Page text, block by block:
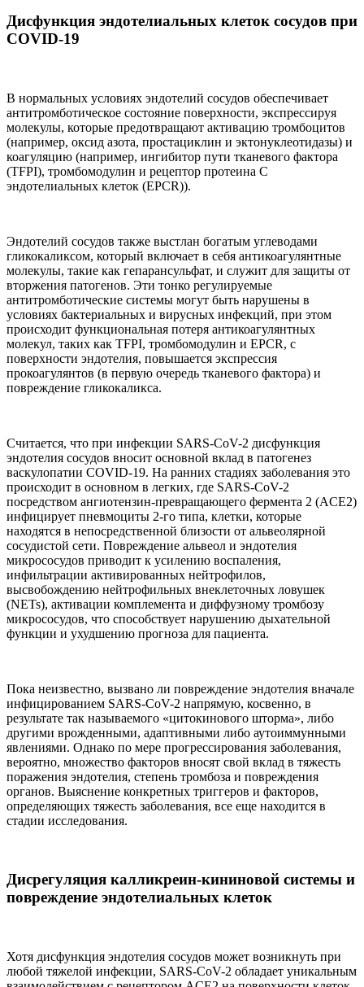
Дисфункция эндотелиальных клеток сосудов при
COVID-19
В нормальных условиях эндотелий сосудов обеспечивает
антитромботическое состояние поверхности, экспрессируя
молекулы, которые предотвращают активацию тромбоцитов
(например, оксид азота, простациклин и эктонуклеотидазы) и
коагуляцию (например, ингибитор пути тканевого фактора
(TFPI), тромбомодулин и рецептор протеина С
эндотелиальных клеток (EPCR)).
Эндотелий сосудов также выстлан богатым углеводами
гликокаликсом, который включает в себя антикоагулянтные
молекулы, такие как гепарансульфат, и служит для защиты от
вторжения патогенов. Эти тонко регулируемые
антитромботические системы могут быть нарушены в
условиях бактериальных и вирусных инфекций, при этом
происходит функциональная потеря антикоагулянтных
молекул, таких как TFPI, тромбомодулин и EPCR, с
поверхности эндотелия, повышается экспрессия
прокоагулянтов (в первую очередь тканевого фактора) и
повреждение гликокаликса.
Считается, что при инфекции SARS-CoV-2 дисфункция
эндотелия сосудов вносит основной вклад в патогенез
васкулопатии COVID-19. На ранних стадиях заболевания это
происходит в основном в легких, где SARS-CoV-2
посредством ангиотензин-превращающего фермента 2 (ACE2)
инфицирует пневмоциты 2-го типа, клетки, которые
находятся в непосредственной близости от альвеолярной
сосудистой сети. Повреждение альвеол и эндотелия
микрососудов приводит к усилению воспаления,
инфильтрации активированных нейтрофилов,
высвобождению нейтрофильных внеклеточных ловушек
(NETs), активации комплемента и диффузному тромбозу
микрососудов, что способствует нарушению дыхательной
функции и ухудшению прогноза для пациента.
Пока неизвестно, вызвано ли повреждение эндотелия вначале
инфицированием SARS-CoV-2 напрямую, косвенно, в
результате так называемого «цитокинового шторма», либо
другими врожденными, адаптивными либо аутоиммунными
явлениями. Однако по мере прогрессирования заболевания,
вероятно, множество факторов вносят свой вклад в тяжесть
поражения эндотелия, степень тромбоза и повреждения
органов. Выяснение конкретных триггеров и факторов,
определяющих тяжесть заболевания, все еще находится в
стадии исследования.
Дисрегуляция калликреин-кининовой системы и
повреждение эндотелиальных клеток
Хотя дисфункция эндотелия сосудов может возникнуть при
любой тяжелой инфекции, SARS-CoV-2 обладает уникальным